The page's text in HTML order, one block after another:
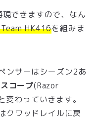
できますので、なん
HK416を組みま
ンサーはシーズン2あ
コープ(Razor
わっていきます。
クワッドレイルに戻